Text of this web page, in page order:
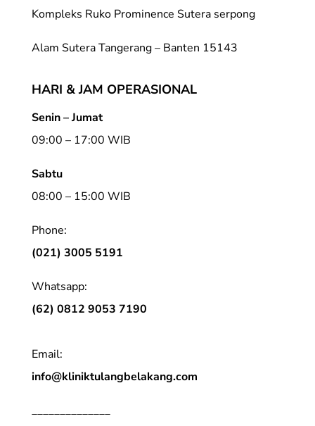
Kompleks Ruko Prominence Sutera serpong
Alam Sutera Tangerang – Banten 15143
HARI & JAM OPERASIONAL
Senin – Jumat
09:00 – 17:00 WIB
Sabtu
08:00 – 15:00 WIB
Phone:
(021) 3005 5191
Whatsapp:
(62) 0812 9053 7190
Email:
info@kliniktulangbelakang.com
______________